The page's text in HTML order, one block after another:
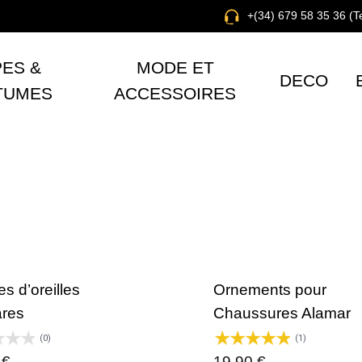
+(34) 679 58 35 36
&
MODE ET
ACCESSOIRES
DECO
d’oreilles
(0)
Ornements pour
Chaussures Alamar
(1)